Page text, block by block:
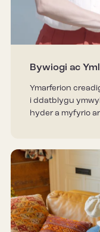
Bywiogi ac
Ymarferion
i ddatblygu
hyder a myfyrio